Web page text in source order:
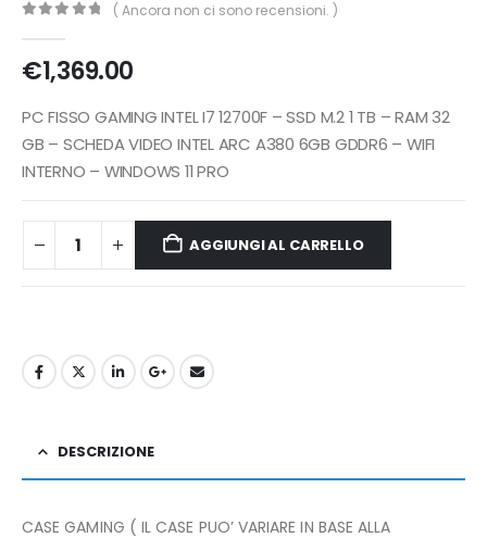
( Ancora non ci sono recensioni. )
€1,369.00
PC FISSO GAMING INTEL I7 12700F – SSD M.2 1 TB – RAM 32
GB – SCHEDA VIDEO INTEL ARC A380 6GB GDDR6 – WIFI
INTERNO – WINDOWS 11 PRO
AGGIUNGI AL CARRELLO
DESCRIZIONE
CASE GAMING ( IL CASE PUO’ VARIARE IN BASE ALLA